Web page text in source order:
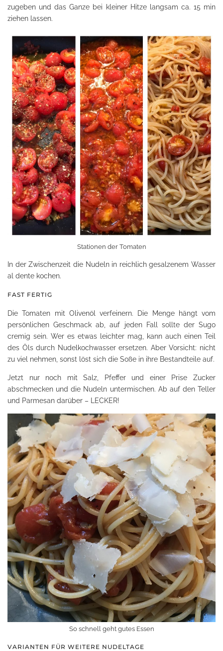
zugeben und das Ganze bei kleiner Hitze langsam ca. 15 min
ziehen lassen.
Stationen der Tomaten
In der Zwischenzeit die Nudeln in reichlich gesalzenem Wasser
al dente kochen.
FAST FERTIG
Die Tomaten mit Olivenöl verfeinern. Die Menge hängt vom
persönlichen Geschmack ab, auf jeden Fall sollte der Sugo
cremig sein. Wer es etwas leichter mag, kann auch einen Teil
des Öls durch Nudelkochwasser ersetzen. Aber Vorsicht: nicht
zu viel nehmen, sonst löst sich die Soße in ihre Bestandteile auf.
Jetzt nur noch mit Salz, Pfeffer und einer Prise Zucker
abschmecken und die Nudeln untermischen. Ab auf den Teller
und Parmesan darüber – LECKER!
So schnell geht gutes Essen
VARIANTEN FÜR WEITERE NUDELTAGE